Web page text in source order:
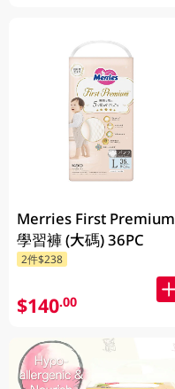
Merries First Premium
學習褲 (大碼) 36PC
2件$238
$140.00